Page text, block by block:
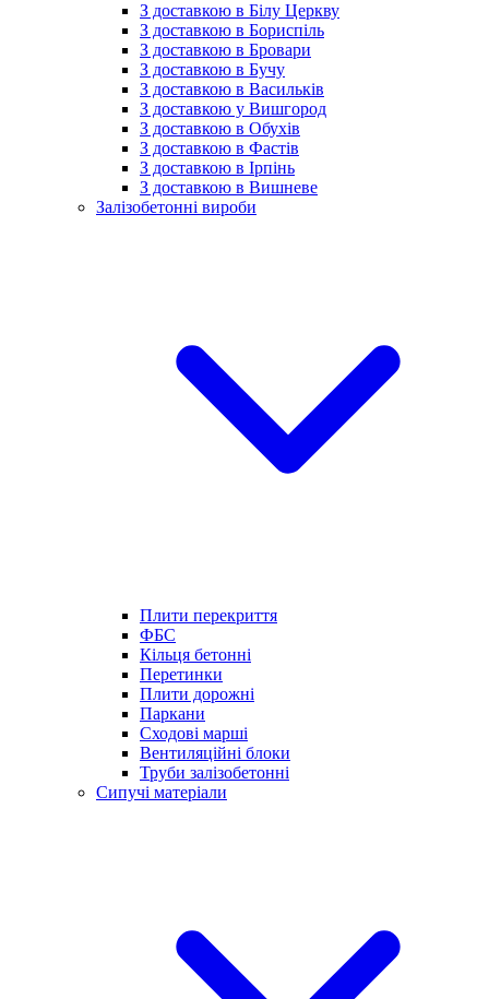
З доставкою в Білу Церкву
З доставкою в Бориспіль
З доставкою в Бровари
З доставкою в Бучу
З доставкою в Васильків
З доставкою у Вишгород
З доставкою в Обухів
З доставкою в Фастів
З доставкою в Ірпінь
З доставкою в Вишневе
Залізобетонні вироби
Плити перекриття
ФБС
Кільця бетонні
Перетинки
Плити дорожні
Паркани
Сходові марші
Вентиляційні блоки
Труби залізобетонні
Сипучі матеріали